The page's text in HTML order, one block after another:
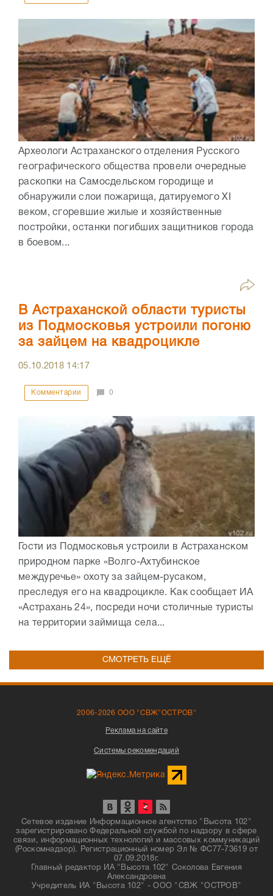
Археологи Астраханского отделения Русского
географического общества провели очередные
раскопки на Самосдельском городище и
обнаружили слои пожарища, датируемого XI
веком, сгоревшие жилые и хозяйственные
постройки, останки погибших защитников города
в боевом...
В Астраханской области туристы
из Подмосковья устроили погоню
за зайцем на квадроцикле
05.10.2018 14:17
Комментарии 0
Гости из Подмосковья устроили в Астраханском
природном парке «Волго-Ахтубинское
междуречье» охоту за зайцем-русаком,
преследуя его на квадроцикле. Как сообщает ИА
«Астрахань 24», посреди ночи столичные туристы
на территории займища села...
СМОТРЕТЬ ЕЩЁ
2006-2026 ООО "СВЖ"ОСТРОВ"
Реклама на сайте
Системы рекомендаций
Сетевое издание Информационное агентство "Высота 102"
зарегистрировано Федеральной службой по надзору в сфере
связи, информационных технологий и массовых коммуникаций
(Роскомнадзор). Регистрационный номер Эл № ФС77-73619 от
07.09.2018г.
Главный редактор ИА "Высота 102" Соколова Евгения
Александровна
Учредитель ИА "Высота 102" - ООО "СВЖ "ОСТРОВ"